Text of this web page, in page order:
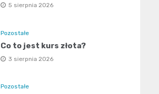
publicznych?
5 sierpnia 2026
Pozostałe
Co to jest kurs złota?
3 sierpnia 2026
Pozostałe